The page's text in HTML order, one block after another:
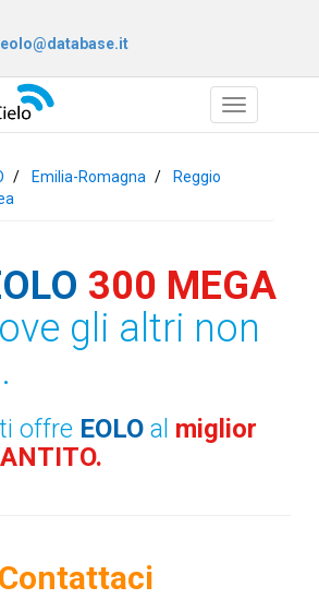
eolo@database.it
Emilia-Romagna
Reggio
300 MEGA
gli altri non
ti offre EOLO al miglior
Contattaci